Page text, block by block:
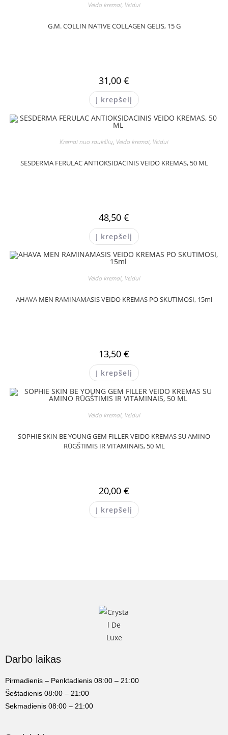
Veido kremai, Veidui
G.M. COLLIN NATIVE COLLAGEN GELIS, 15 G
31,00 €
Į krepšelį
Kremai nuo raukšlių, Veido kremai, Veidui
SESDERMA FERULAC ANTIOKSIDACINIS VEIDO KREMAS, 50 ML
48,50 €
Į krepšelį
Veido kremai, Veidui
AHAVA MEN RAMINAMASIS VEIDO KREMAS PO SKUTIMOSI, 15ml
13,50 €
Į krepšelį
Veido kremai, Veidui
SOPHIE SKIN BE YOUNG GEM FILLER VEIDO KREMAS SU AMINO
RŪGŠTIMIS IR VITAMINAIS, 50 ML
20,00 €
Į krepšelį
Darbo laikas
Pirmadienis – Penktadienis 08:00 – 21:00
Šeštadienis 08:00 – 21:00
Sekmadienis 08:00 – 21:00